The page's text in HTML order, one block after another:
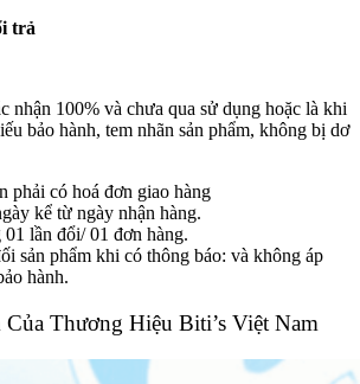
trả
nhận 100% và chưa qua sử dụng hoặc là khi
bảo hành, tem nhãn sản phẩm, không bị dơ
phải có hoá đơn giao hàng
kể từ ngày nhận hàng.
01 lần đổi/ 01 đơn hàng.
sản phẩm khi có thông báo: và không áp
hành.
Của Thương Hiệu Biti’s Việt Nam